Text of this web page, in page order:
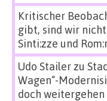
Kritischer
gibt, sind wir nicht
Sinti:zze und
Udo Stailerzu
Wagen“-
doch weitergehen